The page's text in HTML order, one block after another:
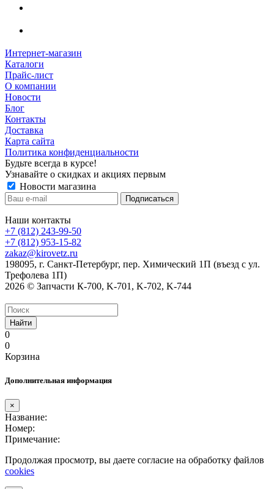
Интернет-магазин
Каталоги
Прайс-лист
О компании
Новости
Блог
Контакты
Доставка
Карта сайта
Политика конфиденциальности
Будьте всегда в курсе!
Узнавайте о скидках и акциях первым
Новости магазина
Наши контакты
+7 (812) 243-99-50
+7 (812) 953-15-82
zakaz@kirovetz.ru
198095, г. Санкт-Петербург, пер. Химический 1П (въезд с ул.
Трефолева 1П)
2026 © Запчасти К-700, K-701, K-702, K-744
Найти
0
0
Корзина
Дополнительная информация
×
Название:
Номер:
Примечание:
Продолжая просмотр, вы даете согласие на обработку файлов
cookies